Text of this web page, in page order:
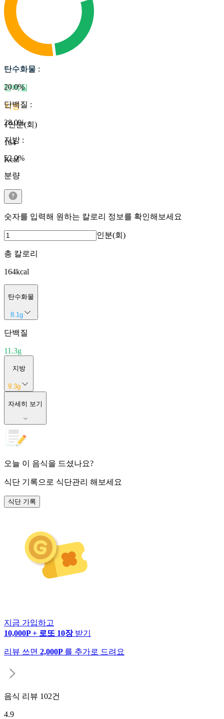
탄수화물
단백질
지방
1인분(회)
164
Kcal
탄수화물 :
20.0%
단백질 :
28.0%
지방 :
52.0%
분량
숫자를 입력해 원하는 칼로리 정보를 확인해보세요
인분(회)
총 칼로리
164kcal
탄수화물
8.1g
단백질
11.3g
지방
9.3g
자세히 보기
오늘 이 음식을 드셨나요?
식단 기록으로 식단관리 해보세요
식단 기록
지금 가입하고
10,000P + 로또 10장 받기
리뷰 쓰면 2,000P 를 추가로 드려요
음식 리뷰 102건
4.9